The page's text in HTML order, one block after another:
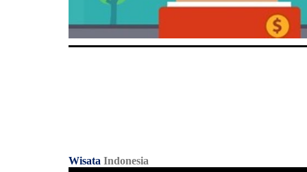
Wisata Indonesia